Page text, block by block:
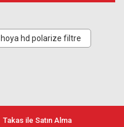
hoya hd polarize filtre
Takas ile Satın Alma